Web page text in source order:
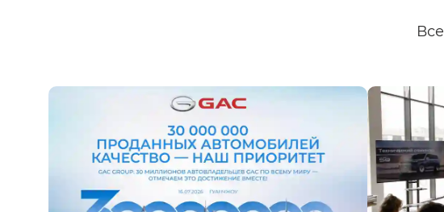
Все